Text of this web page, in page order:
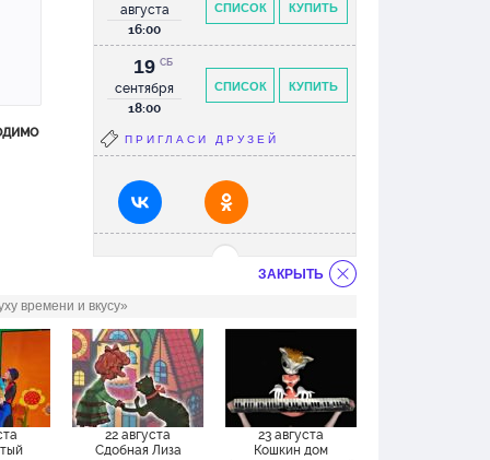
КУПИТЬ
СПИСОК
августа
16:00
КУПИТЬ
СПИСОК
19
сентября
СБ
18:00
ПРИГЛАСИ ДРУЗЕЙ
ЗАКРЫТЬ
времени и вкусу»
22 августа
Сдобная Лиза
23 августа
Кошкин дом